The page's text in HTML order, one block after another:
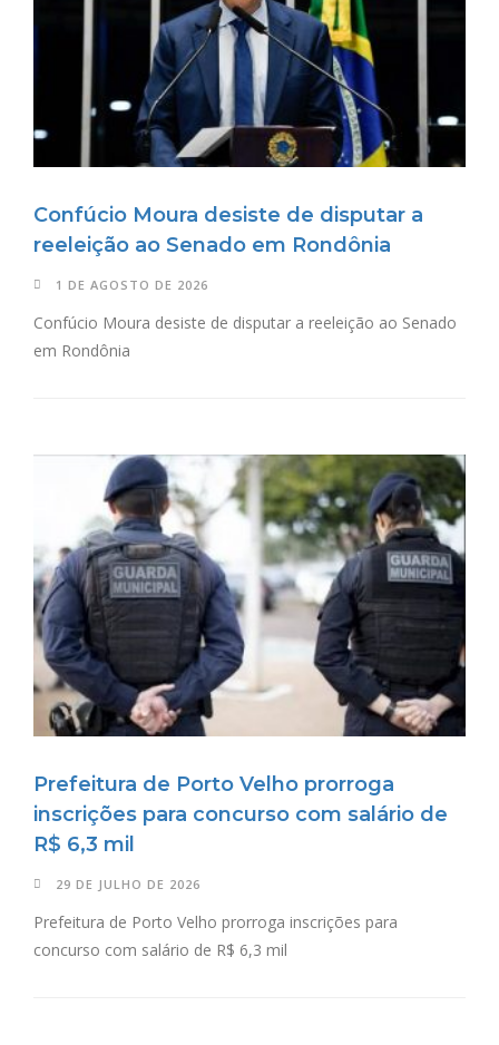
Confúcio Moura desiste de disputar a
reeleição ao Senado em Rondônia
1 DE AGOSTO DE 2026
Confúcio Moura desiste de disputar a reeleição ao Senado
em Rondônia
Prefeitura de Porto Velho prorroga
inscrições para concurso com salário de
R$ 6,3 mil
29 DE JULHO DE 2026
Prefeitura de Porto Velho prorroga inscrições para
concurso com salário de R$ 6,3 mil